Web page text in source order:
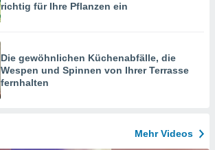
richtig für Ihre Pflanzen ein
Die gewöhnlichen Küchenabfälle, die
Wespen und Spinnen von Ihrer Terrasse
fernhalten
Mehr Videos